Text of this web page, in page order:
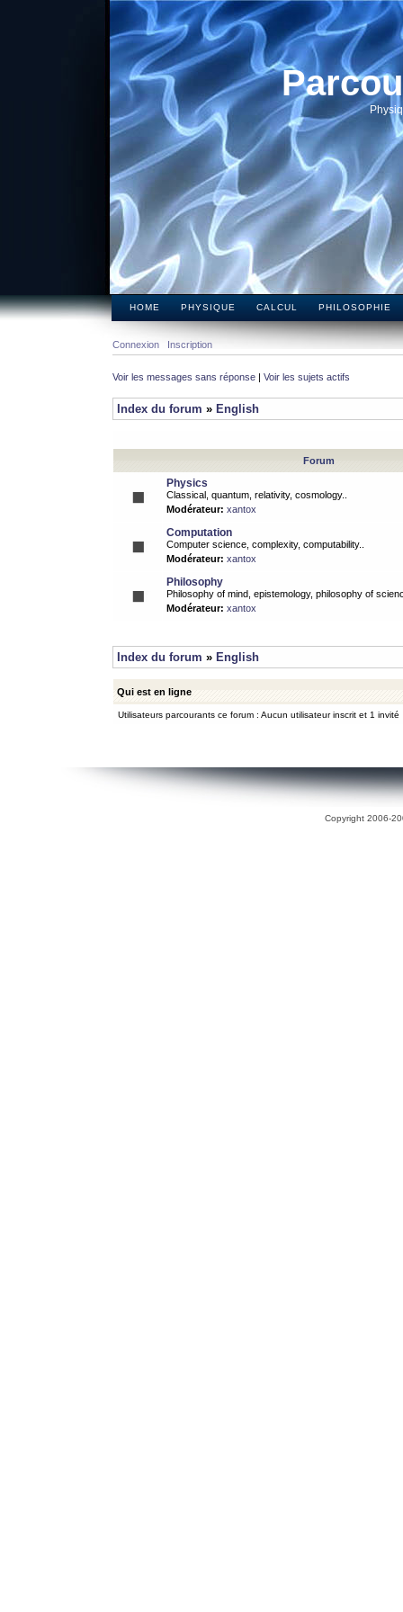
HOME PHYSIQUE CALCUL PHILOSOPHIE
Connexion Inscription
Voir les messages sans réponse | Voir les sujets actifs
Index du forum » English
Forum
Physics
Classical, quantum, relativity, cosmology..
Modérateur: xantox
Computation
Computer science, complexity, computability..
Modérateur: xantox
Philosophy
Philosophy of mind, epistemology, philosophy of
Modérateur: xantox
Index du forum » English
Qui est en ligne
Utilisateurs parcourants ce forum : Aucun utilisateur inscrit et 1 invité
Copyright 2006-